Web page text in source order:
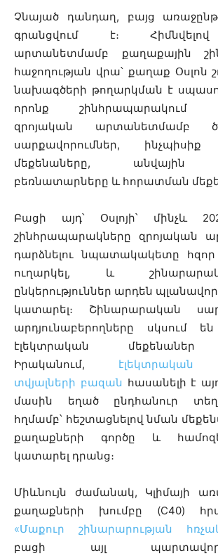
Չնայած դանդաղ, բայց
գրանցվում է։
արտանետմամբ քաղաքային
հաջողության վրա՝ քաղաք Օսլոն
նախագծերի թողարկման է
որոնք շինհրապարակում
զրոյական արտանետմամբ
սարքավորումներ,
մեքենաները, անվային
բեռնատարները և հորատման
Բացի այդ՝ Օսլոյի՝ մինչև
շինհրապարակները զրոյական
դարձնելու նպատակակետը
ուղարկել, և
ընկերություններ արդեն
կատարել։ Շինարարական
արդյունաբերողները սկսում
էլեկտրական մեքենաներ
Իրականում, էլեկտրական
տվյալների բազան հասանելի է
մասին եղած ընդհանուր
հղմամբ՝ հեշտացնելով նման
քաղաքների գործը և
կատարել դրանց։
Միևնույն ժամանակ, Կլիմայի
քաղաքների խումբը (C40)
«Մաքուր շինարարության
բացի այլ